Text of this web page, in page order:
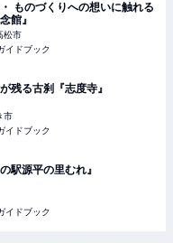
ものづくりへの想いに触れる
館』
松市
イドブック
残る古刹『志度寺』
市
イドブック
駅源平の里むれ』
イドブック